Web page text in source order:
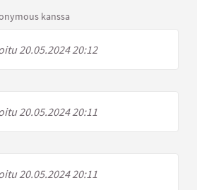
kanssa
20.05.2024 20:12
20.05.2024 20:11
20.05.2024 20:11